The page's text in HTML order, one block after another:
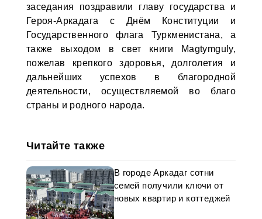
заседания поздравили главу государства и
Героя-Аркадага с Днём Конституции и
Государственного флага Туркменистана, а
также выходом в свет книги Magtymguly,
пожелав крепкого здоровья, долголетия и
дальнейших успехов в благородной
деятельности, осуществляемой во благо
страны и родного народа.
Читайте также
В городе Аркадаг сотни
семей получили ключи от
новых квартир и коттеджей